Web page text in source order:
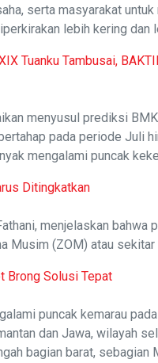
serta masyarakat
lebih kering dan
Tuanku Tambusai,
menyusul prediksi
pada periode Juli
mengalami puncak
Ditingkatkan
menjelaskan
Musim (ZOM) atau
Brong Solusi Tepat
puncak kemarau
dan Jawa, wilayah
bagian barat, sebagian